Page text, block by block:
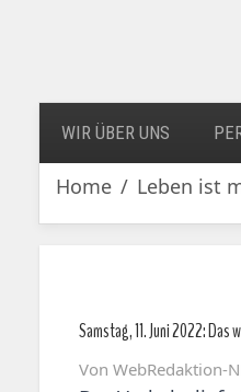
WIR ÜBER UNS
Home Leben ist
Samstag, 11. Juni 2022: Das
Von WebRedaktion-